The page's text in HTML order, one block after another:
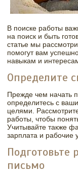
В поиске работы
на поиск и быть
статье мы
помогут вам
навыкам и
Определите
Прежде чем начать
определитесь с
целями.
работы, чтобы
Учитывайте также
зарплата и рабочие
Подготовьте
письмо